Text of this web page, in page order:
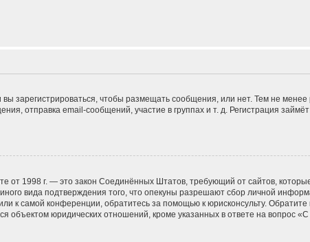
зарегистрироваться, чтобы размещать сообщения, или нет. Тем не менее
отправка email-сообщений, участие в группах и т. д. Регистрация займёт
от 1998 г. — это закон Соединённых Штатов, требующий от сайтов,
вида подтверждения того, что опекуны разрешают сбор личной
к самой конференции, обратитесь за помощью к юрисконсульту.
юридических отношений, кроме указанных в ответе на вопрос «С